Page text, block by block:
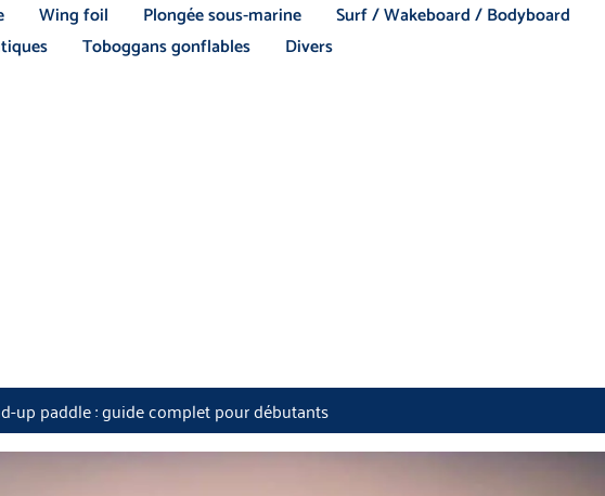
Wing foil Plongée sous-marine Surf / Wakeboard / Bodyboard
Toboggans gonflables Divers
up paddle : guide complet pour débutants